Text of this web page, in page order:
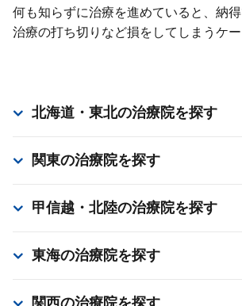
何も知らずに治療を進めていると、納
治療の打ち切りなど損をしてしまうケー
北海道・東北の治療院を探す
関東の治療院を探す
甲信越・北陸の治療院を探す
東海の治療院を探す